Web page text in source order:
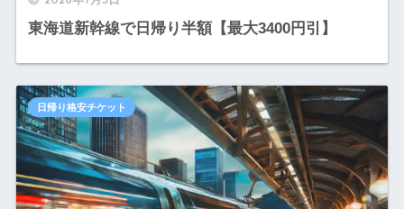
東海道新幹線で日帰り半額【最大3400円引】
日帰り格安チケット